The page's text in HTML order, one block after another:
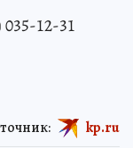
12-31
kp.ru